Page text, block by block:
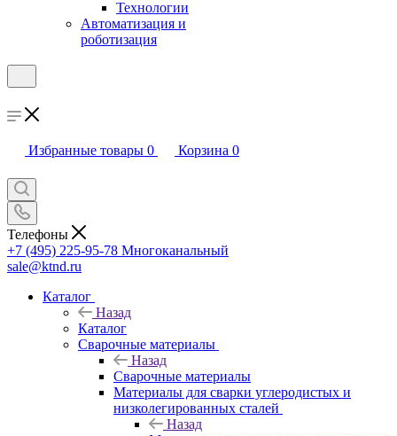
Технологии
Автоматизация и
роботизация
Избранные товары 0 Корзина 0
Телефоны
+7 (495) 225-95-78 Многоканальный
sale@ktnd.ru
Каталог
Назад
Каталог
Сварочные материалы
Назад
Сварочные материалы
Материалы для сварки углеродистых и
низколегированных сталей
Назад